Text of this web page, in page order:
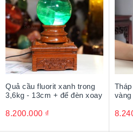
Quả cầu fluorit xanh trong
3,6kg - 13cm + đế đèn xoay
8.200.000 ₫